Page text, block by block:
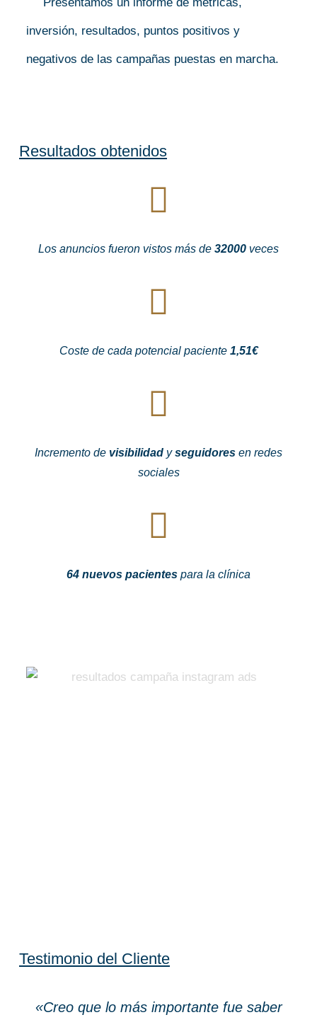
inversión, resultados, puntos positivos y
negativos de las campañas puestas en marcha.
Resultados obtenidos
Los anuncios fueron vistos más de 32000 veces
Coste de cada potencial paciente 1,51€
Incremento de visibilidad yseguidores en redes
sociales
64 nuevos pacientes para la clínica
Testimonio del Cliente
«Creo que lo más importante fue saber